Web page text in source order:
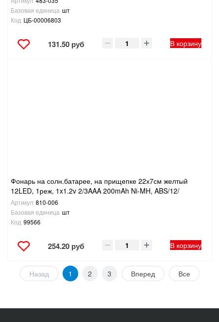
Базовая единица шт
Код ЦБ-00006803
131.50 руб В корзину
Фонарь на солн.батарее, на прищепке 22х7см желтый
12LED, 1реж, 1x1.2v 2/3AAA 200mAh Ni-MH, ABS/12/
Артикул 810-006
Базовая единица шт
Код 99566
254.20 руб В корзину
Назад 1 2 3 Вперед Все